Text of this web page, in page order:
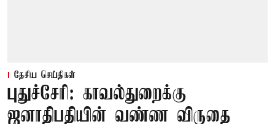
தேசிய செய்திகள்
புதுச்சேரி: காவல்துறைக்கு
ஜனாதிபதியின் வண்ண விருதை